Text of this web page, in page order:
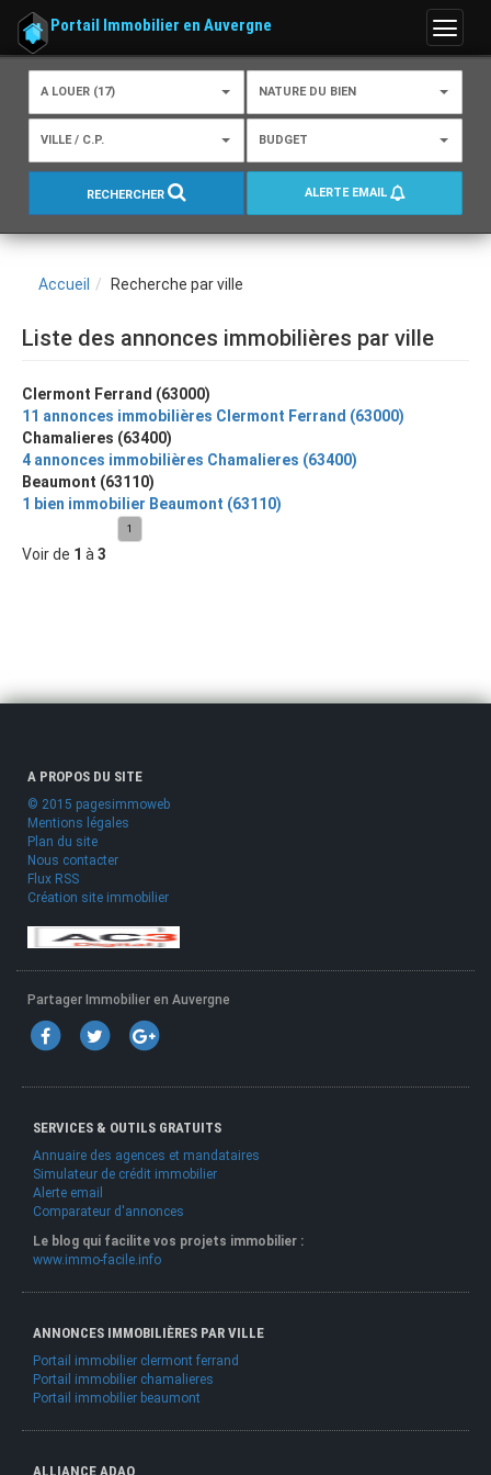
Menu
Portail Immobilier en Auvergne
A LOUER (17) NATURE DU BIEN
VILLE / C.P. BUDGET
RECHERCHER ALERTE EMAIL
Accueil Recherche par ville
Liste des annonces immobilières par ville
Clermont Ferrand (63000)
11 annonces immobilières Clermont Ferrand (63000)
Chamalieres (63400)
4 annonces immobilières Chamalieres (63400)
Beaumont (63110)
1 bien immobilier Beaumont (63110)
Voir de 1 à 3
1
A PROPOS DU SITE
© 2015 pagesimmoweb
Mentions légales
Plan du site
Nous contacter
Flux RSS
Création site immobilier
Partager Immobilier en Auvergne
SERVICES & OUTILS GRATUITS
Annuaire des agences et mandataires
Simulateur de crédit immobilier
Alerte email
Comparateur d'annonces
Le blog qui facilite vos projets immobilier :
www.immo-facile.info
ANNONCES IMMOBILIÈRES PAR VILLE
Portail immobilier clermont ferrand
Portail immobilier chamalieres
Portail immobilier beaumont
ALLIANCE ADAO